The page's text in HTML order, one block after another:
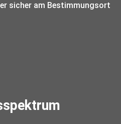
sicher am Bestimmungsort